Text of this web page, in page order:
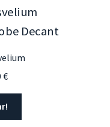
€Preisspanne:
52,50 €